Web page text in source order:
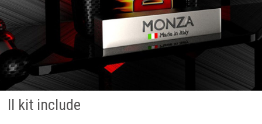
Il kit include